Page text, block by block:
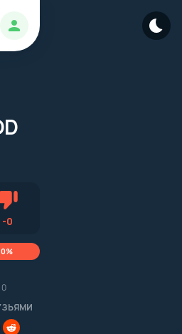
Авторизация
-0Не нравится (0.0, 0, 10146)